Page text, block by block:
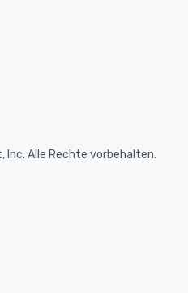
Alle Rechte vorbehalten.